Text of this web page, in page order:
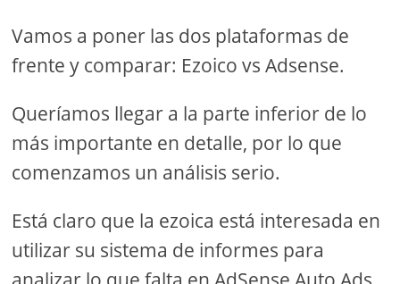
Vamos a poner las dos plataformas de
frente y comparar: Ezoico vs Adsense.
Queríamos llegar a la parte inferior de lo
más importante en detalle, por lo que
comenzamos un análisis serio.
Está claro que la ezoica está interesada en
utilizar su sistema de informes para